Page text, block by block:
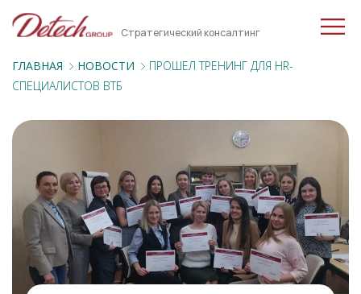
Стратегический консалтинг
ГЛАВНАЯ НОВОСТИ
ПРОШЕЛ ТРЕНИНГ ДЛЯ HR-
СПЕЦИАЛИСТОВ ВТБ